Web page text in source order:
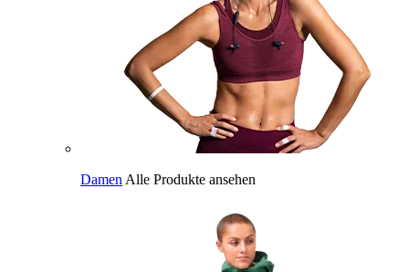
Damen Alle Produkte ansehen